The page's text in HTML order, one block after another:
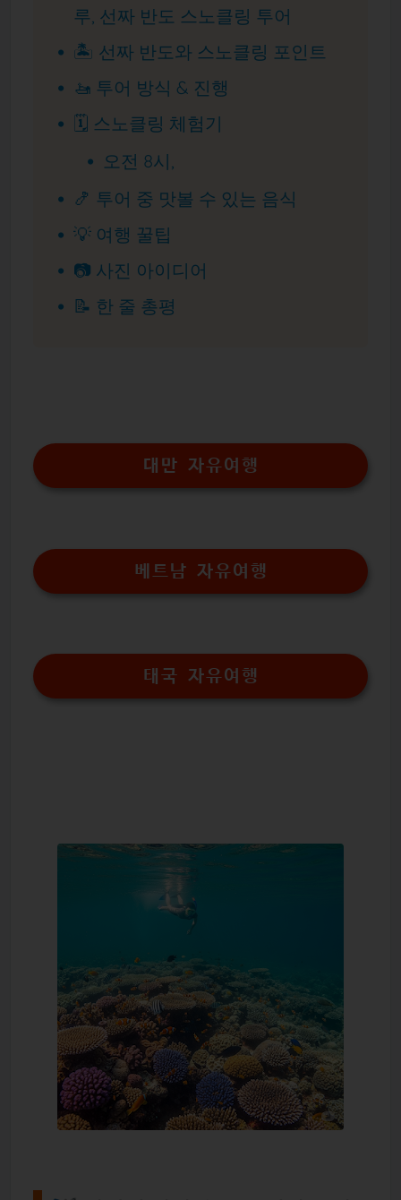
루, 선짜 반도 스노클링 투어
🏝 선짜 반도와 스노클링 포인트
🚤 투어 방식 & 진행
🗓 스노클링 체험기
오전 8시,
🍤 투어 중 맛볼 수 있는 음식
💡 여행 꿀팁
📷 사진 아이디어
📝 한 줄 총평
대만 자유여행
베트남 자유여행
태국 자유여행